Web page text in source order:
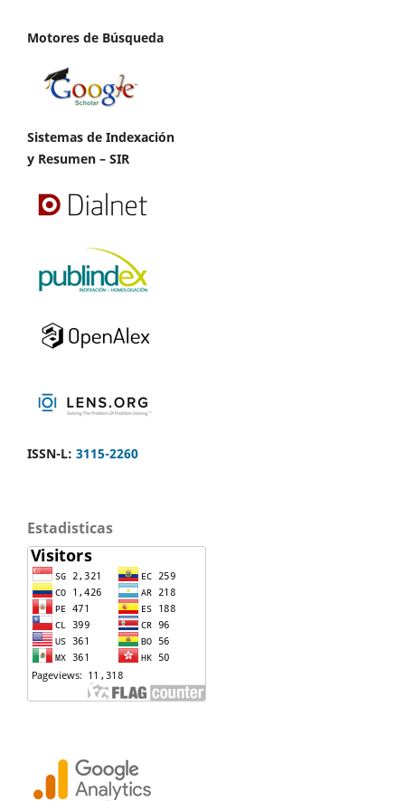
Motores de Búsqueda
Sistemas de Indexación
y Resumen – SIR
ISSN-L: 3115-2260
Estadisticas